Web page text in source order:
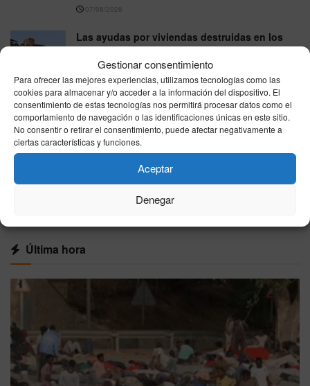
Gestionar consentimiento
Para ofrecer las mejores experiencias, utilizamos tecnologías como las
cookies para almacenar y/o acceder a la información del dispositivo. El
consentimiento de estas tecnologías nos permitirá procesar datos como el
comportamiento de navegación o las identificaciones únicas en este sitio.
No consentir o retirar el consentimiento, puede afectar negativamente a
ciertas características y funciones.
Aceptar
Denegar
07/08/2026
Las ayudas por viviendas destruidas en los
incendios llegan hasta 15.120 euros y exigen
que sea la residencia habitual
07/08/2026
España se parte en dos este viernes: hasta 41
grados en el sur mientras el norte esquiva el
calor extremo
07/08/2026
VER MÁS
Última hora